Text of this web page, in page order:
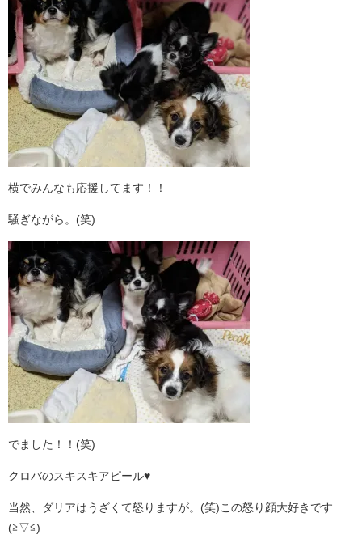
横でみんなも応援してます！！
騒ぎながら。(笑)
でました！！(笑)
クロバのスキスキアピール♥
当然、ダリアはうざくて怒りますが。(笑)この怒り顔大好きです
(≧▽≦)